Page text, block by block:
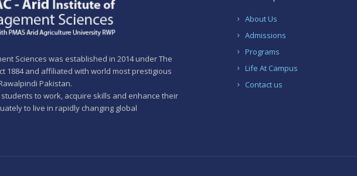
Sciences was established in 2014 under The
1884 and affiliated with world most prestigious
Pakistan.
to work, acquire skills and enhance their
to live in rapidly changing global
About Us
Admissions
Programs
Life At Campus
Contact us